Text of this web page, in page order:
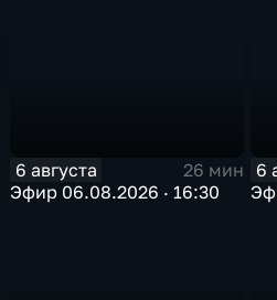
6 августа
26 мин
Эфир 06.08.2026 · 16:30
6